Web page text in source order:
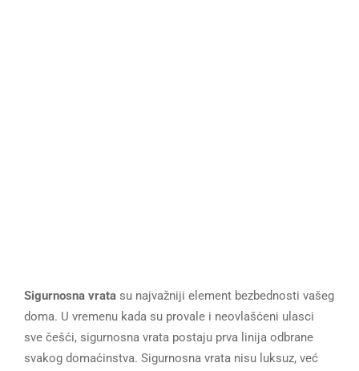
Sigurnosna vratasu najvažniji element bezbednosti vašeg
doma. U vremenu kada su provale i neovlašćeni ulasci
sve češći, sigurnosna vrata postaju prva linija odbrane
svakog domaćinstva. Sigurnosna vrata nisu luksuz, već